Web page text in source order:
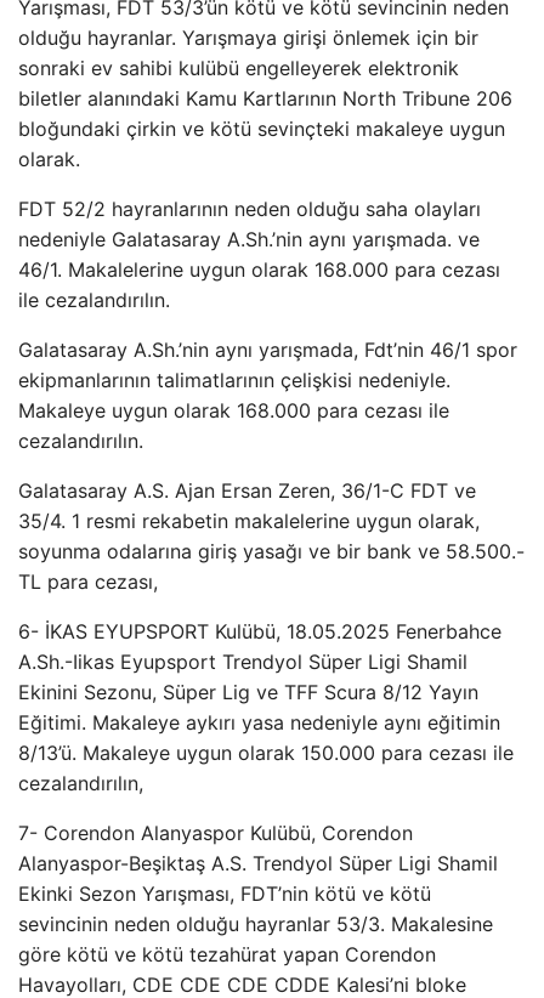
Yarışması, FDT 53/3’ün kötü ve kötü sevincinin neden
olduğu hayranlar. Yarışmaya girişi önlemek için bir
sonraki ev sahibi kulübü engelleyerek elektronik
biletler alanındaki Kamu Kartlarının North Tribune 206
bloğundaki çirkin ve kötü sevinçteki makaleye uygun
olarak.
FDT 52/2 hayranlarının neden olduğu saha olayları
nedeniyle Galatasaray A.Sh.’nin aynı yarışmada. ve
46/1. Makalelerine uygun olarak 168.000 para cezası
ile cezalandırılın.
Galatasaray A.Sh.’nin aynı yarışmada, Fdt’nin 46/1 spor
ekipmanlarının talimatlarının çelişkisi nedeniyle.
Makaleye uygun olarak 168.000 para cezası ile
cezalandırılın.
Galatasaray A.S. Ajan Ersan Zeren, 36/1-C FDT ve
35/4. 1 resmi rekabetin makalelerine uygun olarak,
soyunma odalarına giriş yasağı ve bir bank ve 58.500.-
TL para cezası,
6- İKAS EYUPSPORT Kulübü, 18.05.2025 Fenerbahce
A.Sh.-Iikas Eyupsport Trendyol Süper Ligi Shamil
Ekinini Sezonu, Süper Lig ve TFF Scura 8/12 Yayın
Eğitimi. Makaleye aykırı yasa nedeniyle aynı eğitimin
8/13’ü. Makaleye uygun olarak 150.000 para cezası ile
cezalandırılın,
7- Corendon Alanyaspor Kulübü, Corendon
Alanyaspor-Beşiktaş A.S. Trendyol Süper Ligi Shamil
Ekinki Sezon Yarışması, FDT’nin kötü ve kötü
sevincinin neden olduğu hayranlar 53/3. Makalesine
göre kötü ve kötü tezahürat yapan Corendon
Havayolları, CDE CDE CDE CDDE Kalesi’ni bloke